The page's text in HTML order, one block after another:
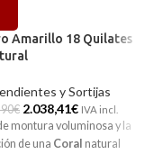
Amarillo 18 Quilates
y Sortijas
€ 2.038,41€ IVA incl.
montura voluminosa y la
de una Coral natural